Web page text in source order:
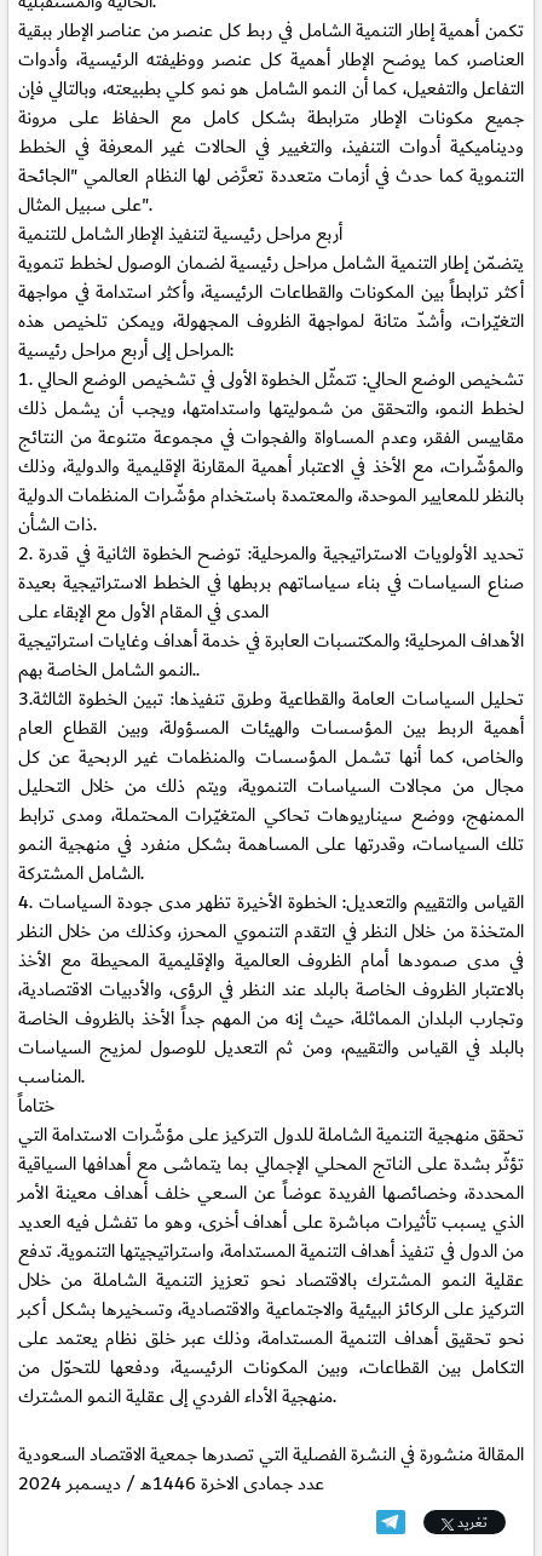
تكمن أهمية إطار التنمية الشامل في ربط كل عنصر من عناصر الإطار ببقية
العناصر، كما يوضح الإطار أهمية كل عنصر ووظيفته الرئيسية، وأدوات
التفاعل والتفعيل، كما أن النمو الشامل هو نمو كلي بطبيعته، وبالتالي فإن
جميع مكونات الإطار مترابطة بشكل كامل مع الحفاظ على مرونة
وديناميكية أدوات التنفيذ، والتغيير في الحالات غير المعرفة في الخطط
التنموية كما حدث في أزمات متعددة تعرَّض لها النظام العالمي "الجائحة
على سبيل المثال".
أربع مراحل رئيسية لتنفيذ الإطار الشامل للتنمية
يتضمّن إطار التنمية الشامل مراحل رئيسية لضمان الوصول لخطط تنموية
أكثر ترابطاً بين المكونات والقطاعات الرئيسية، وأكثر استدامة في مواجهة
التغيّرات، وأشدّ متانة لمواجهة الظروف المجهولة، ويمكن تلخيص هذه
المراحل إلى أربع مراحل رئيسية:
1. تشخيص الوضع الحالي:تتمثّل الخطوة الأولى في تشخيص الوضع الحالي
لخطط النمو، والتحقق من شموليتها واستدامتها، ويجب أن يشمل ذلك
مقاييس الفقر، وعدم المساواة والفجوات في مجموعة متنوعة من النتائج
والمؤشّرات، مع الأخذ في الاعتبار أهمية المقارنة الإقليمية والدولية، وذلك
بالنظر للمعايير الموحدة، والمعتمدة باستخدام مؤشّرات المنظمات الدولية
ذات الشأن.
2. تحديد الأولويات الاستراتيجية والمرحلية: توضح الخطوة الثانية في قدرة
صناع السياسات في بناء سياساتهم بربطها في الخطط الاستراتيجية بعيدة
المدى في المقام الأول مع الإبقاء على
الأهداف المرحلية؛ والمكتسبات العابرة في خدمة أهداف وغايات استراتيجية
النمو الشامل الخاصة بهم..
3.تحليل السياسات العامة والقطاعية وطرق تنفيذها: تبين الخطوة الثالثة
أهمية الربط بين المؤسسات والهيئات المسؤولة، وبين القطاع العام
والخاص، كما أنها تشمل المؤسسات والمنظمات غير الربحية عن كل
مجال من مجالات السياسات التنموية، ويتم ذلك من خلال التحليل
الممنهج، ووضع سيناريوهات تحاكي المتغيّرات المحتملة، ومدى ترابط
تلك السياسات، وقدرتها على المساهمة بشكل منفرد في منهجية النمو
الشامل المشتركة.
4. القياس والتقييم والتعديل:الخطوة الأخيرة تظهر مدى جودة السياسات
المتخذة من خلال النظر في التقدم التنموي المحرز، وكذلك من خلال النظر
في مدى صمودها أمام الظروف العالمية والإقليمية المحيطة مع الأخذ
بالاعتبار الظروف الخاصة بالبلد عند النظر في الرؤى، والأدبيات الاقتصادية،
وتجارب البلدان المماثلة، حيث إنه من المهم جداً الأخذ بالظروف الخاصة
بالبلد في القياس والتقييم، ومن ثم التعديل للوصول لمزيج السياسات
المناسب.
ختاماً
تحقق منهجية التنمية الشاملة للدول التركيز على مؤشّرات الاستدامة التي
تؤثّر بشدة على الناتج المحلي الإجمالي بما يتماشى مع أهدافها السياقية
المحددة، وخصائصها الفريدة عوضاً عن السعي خلف أهداف معينة الأمر
الذي يسبب تأثيرات مباشرة على أهداف أخرى، وهو ما تفشل فيه العديد
من الدول في تنفيذ أهداف التنمية المستدامة، واستراتيجيتها التنموية. تدفع
عقلية النمو المشترك بالاقتصاد نحو تعزيز التنمية الشاملة من خلال
التركيز على الركائز البيئية والاجتماعية والاقتصادية، وتسخيرها بشكل أكبر
نحو تحقيق أهداف التنمية المستدامة، وذلك عبر خلق نظام يعتمد على
التكامل بين القطاعات، وبين المكونات الرئيسية، ودفعها للتحوّل من
منهجية الأداء الفردي إلى عقلية النمو المشترك.
المقالة منشورة في النشرة الفصلية التي تصدرها جمعية الاقتصاد السعودية
عدد جمادى الاخرة 1446هـ / ديسمبر 2024
تغريد